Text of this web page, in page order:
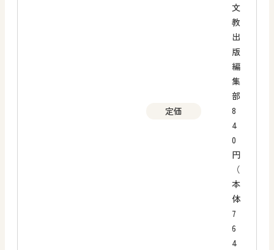
文
教
出
版
編
集
部
定価
8
4
0
円
（
本
体
7
6
4